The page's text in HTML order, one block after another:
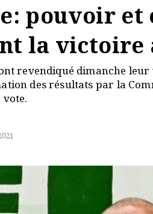
pouvoir et
la victoire
revendiqué dimanche
des résultats par la